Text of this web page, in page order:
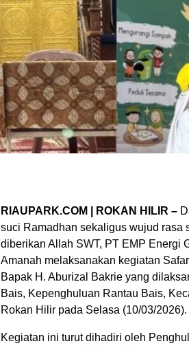
RIAUPARK.COM | ROKAN HILIR –
suci Ramadhan sekaligus wujud rasa
diberikan Allah SWT, PT EMP Energi
Amanah melaksanakan kegiatan
Bapak H. Aburizal Bakrie yang
Bais, Kepenghuluan Rantau Bais,
Rokan Hilir pada Selasa (10/03/2026).
Kegiatan ini turut dihadiri oleh